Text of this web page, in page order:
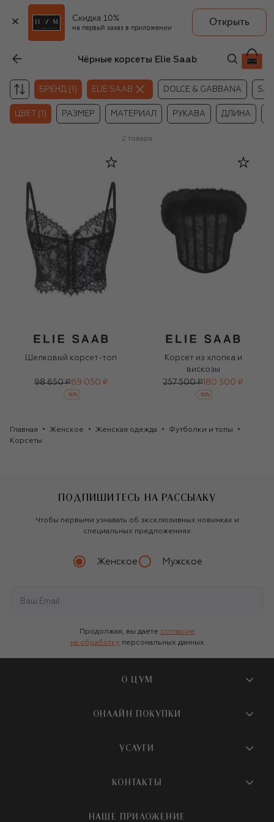
Скидка 10%
на первый заказ в приложении
Открыть
Чёрные корсеты Elie Saab
БРЕНД (1) ELIE SAAB DOLCE & GABBANA
ЦВЕТ (1) РАЗМЕР МАТЕРИАЛ РУКАВА ДЛИНА
2 товара
Шелковый корсет-топ
98 650 ₽69 050 ₽
-30%
Корсет из хлопка и
вискозы
257 500 ₽ 180 500 ₽
-30%
Главная Женское Женская одежда
Футболки и топы
Корсеты
ПОДПИШИТЕСЬ НА РАССЫЛКУ
Чтобы первыми узнавать об эксклюзивных новинках и
специальных предложениях
Женское Мужское
Продолжая, вы даете согласие
на обработку персональных данных
О ЦУМ
О магазине
Бутики и ПВЗ ЦУМ
Карьера
ОНЛАЙН ПОКУПКИ
Доставка
УСЛУГИ
Подарочная карта
КОНТАКТЫ
НАШЕ ПРИЛОЖЕНИЕ